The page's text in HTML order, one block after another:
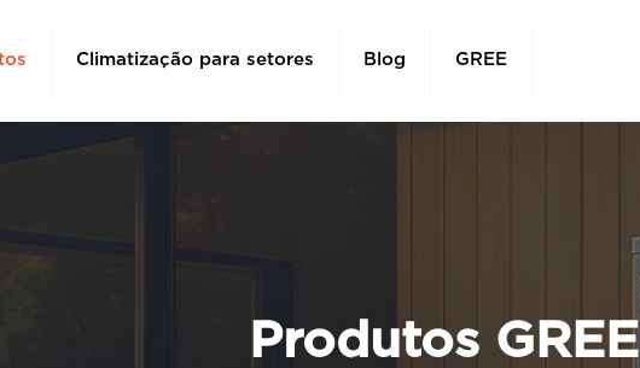
Climatização para setores Blog GREE
Produtos GREE